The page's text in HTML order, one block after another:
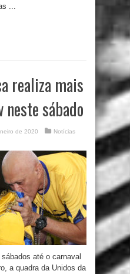
...
realiza mais
neste sábado
de 2020
Notícias
até o carnaval
a quadra da Unidos da